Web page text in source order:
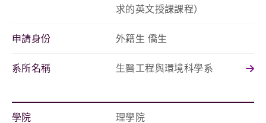
求的英文授課課程）
申請身份 外籍生 僑生
系所名稱 生醫工程與環境科學系
學院 理學院